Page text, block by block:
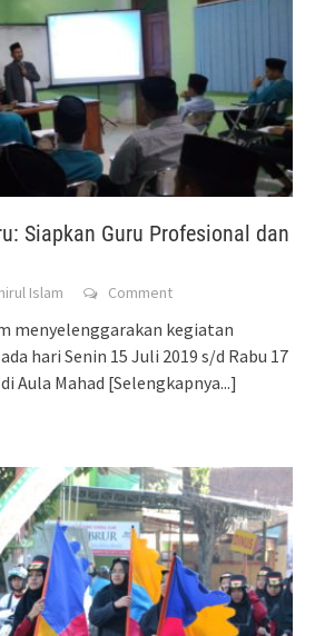
Siapkan Guru Profesional dan
Islam Comment
menyelenggarakan kegiatan
hari Senin 15 Juli 2019 s/d Rabu 17
Aula Mahad [Selengkapnya...]